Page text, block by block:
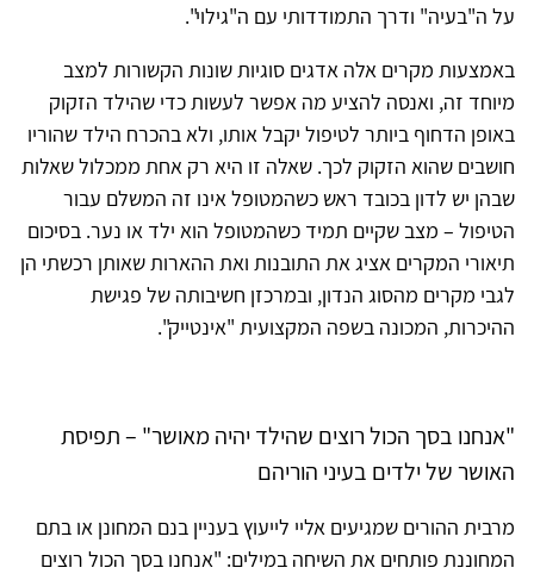
על ה"בעיה" ודרך התמודדותי עם ה"גילוי".
באמצעות מקרים אלה אדגים סוגיות שונות הקשורות למצב
מיוחד זה, ואנסה להציע מה אפשר לעשות כדי שהילד הזקוק
באופן הדחוף ביותר לטיפול יקבל אותו, ולא בהכרח הילד שהוריו
חושבים שהוא הזקוק לכך. שאלה זו היא רק אחת ממכלול שאלות
שבהן יש לדון בכובד ראש כשהמטופל אינו זה המשלם עבור
הטיפול – מצב שקיים תמיד כשהמטופל הוא ילד או נער. בסיכום
תיאורי המקרים אציג את התובנות ואת ההארות שאותן רכשתי הן
לגבי מקרים מהסוג הנדון, ובמרכזן חשיבותה של פגישת
ההיכרות, המכונה בשפה המקצועית "אינטייק".
"אנחנו בסך הכול רוצים שהילד יהיה מאושר" – תפיסת
האושר של ילדים בעיני הוריהם
מרבית ההורים שמגיעים אליי לייעוץ בעניין בנם המחונן או בתם
המחוננת פותחים את השיחה במילים: "אנחנו בסך הכול רוצים